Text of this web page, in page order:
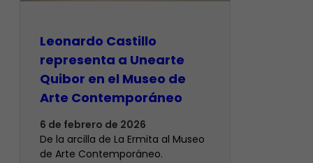
Leonardo Castillo
representa a Unearte
Quibor en el Museo de
Arte Contemporáneo
6 de febrero de 2026
De la arcilla de La Ermita al Museo
de Arte Contemporáneo.